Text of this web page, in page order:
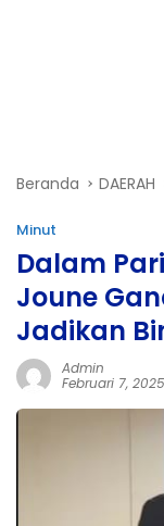
Beranda DAERAH
Minut
Dalam
Joune
Jadikan
Admin
Februari 7, 2025